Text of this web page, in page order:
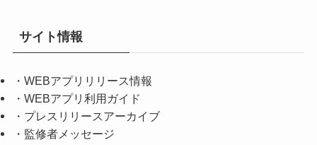
サイト情報
・ WEBアプリリリース情報
・ WEBアプリ利用ガイド
・ プレスリリースアーカイブ
・ 監修者メッセージ